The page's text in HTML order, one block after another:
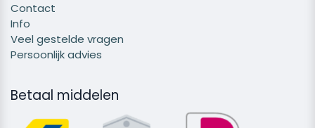
Contact
Info
Veel gestelde vragen
Persoonlijk advies
Betaal middelen